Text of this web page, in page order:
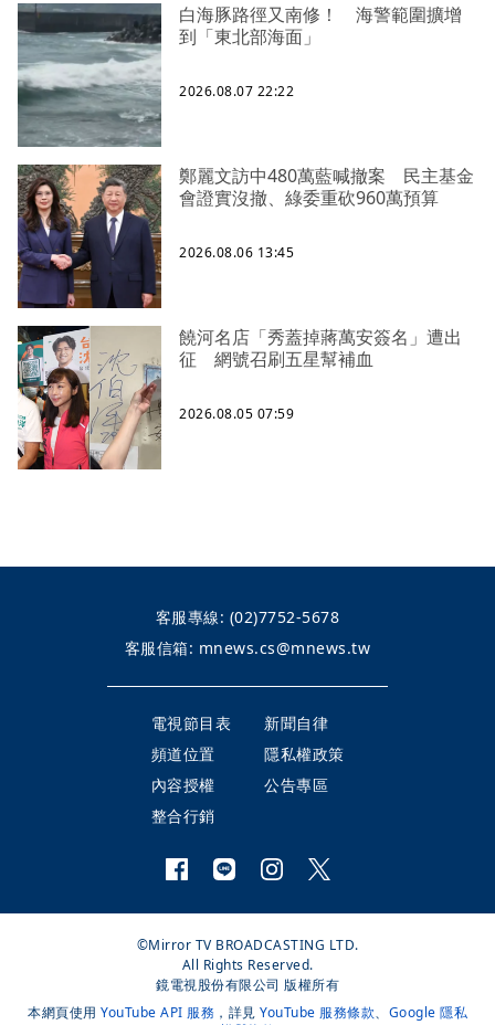
白海豚路徑又南修！ 海警範圍擴增
到「東北部海面」
2026.08.07 22:22
鄭麗文訪中480萬藍喊撤案 民主基金
會證實沒撤、綠委重砍960萬預算
2026.08.06 13:45
饒河名店「秀蓋掉蔣萬安簽名」遭出
征 網號召刷五星幫補血
2026.08.05 07:59
客服專線: (02)7752-5678
客服信箱: mnews.cs@mnews.tw
電視節目表
新聞自律
頻道位置
隱私權政策
內容授權
公告專區
整合行銷
©Mirror TV BROADCASTING LTD.
All Rights Reserved.
鏡電視股份有限公司 版權所有
本網頁使用 YouTube API 服務 ，詳見 YouTube 服務條款、 Google 隱私